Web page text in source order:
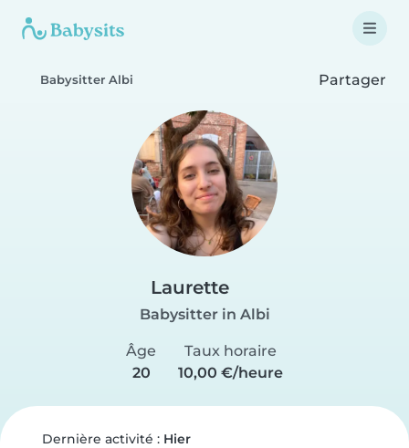
Babysitter Albi Partager
Laurette
Babysitter in Albi
Âge
20
Taux horaire
10,00 €/heure
Dernière activité : Hier